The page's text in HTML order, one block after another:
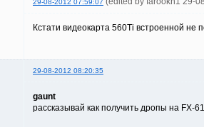
29-08-2012 07:59:07
Кстати видеокарта 560Ti встроенной не
29-08-2012 08:20:35
gaunt
рассказывай как получить дропы на FX-